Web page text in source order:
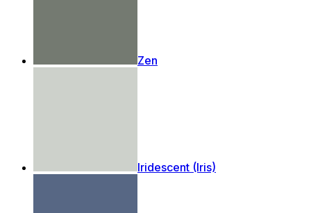
Zen
Iridescent (Iris)